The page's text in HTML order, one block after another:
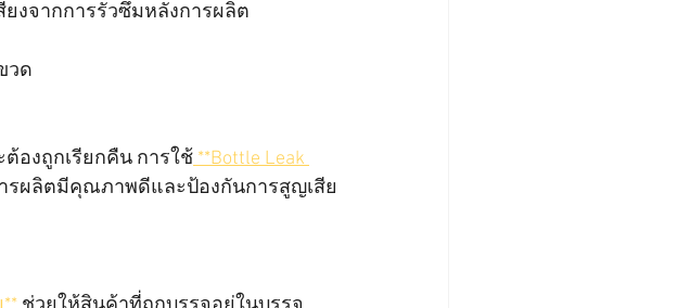
งจากการรั่วซึมหลังการผลิต
วด
องถูกเรียกคืน การใช้
**Bottle Leak
รผลิตมีคุณภาพดีและป้องกันการสูญเสีย